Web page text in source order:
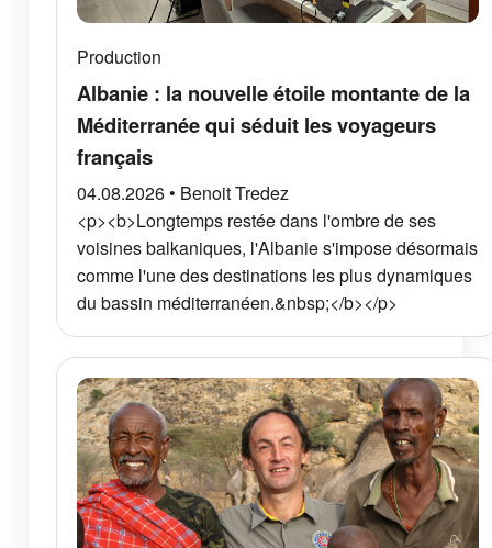
Production
Albanie : la nouvelle étoile montante de la
Méditerranée qui séduit les voyageurs
français
04.08.2026 • Benoit Tredez
<p><b>Longtemps restée dans l'ombre de ses
voisines balkaniques, l'Albanie s'impose désormais
comme l'une des destinations les plus dynamiques
du bassin méditerranéen.&nbsp;</b></p>